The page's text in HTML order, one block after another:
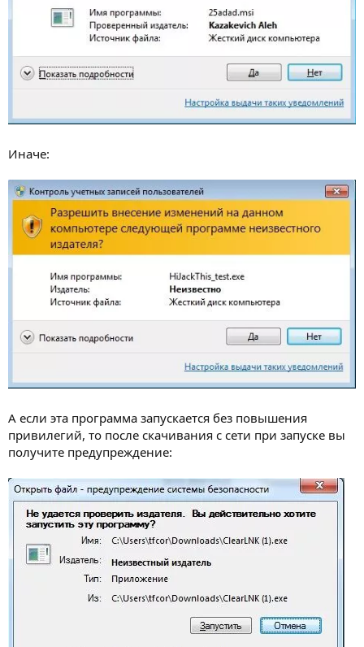
Иначе:
А если эта программа запускается без повышения
привилегий, то после скачивания с сети при запуске вы
получите предупреждение: